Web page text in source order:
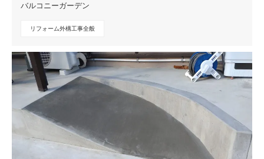
バルコニーガーデン
リフォーム外構工事全般